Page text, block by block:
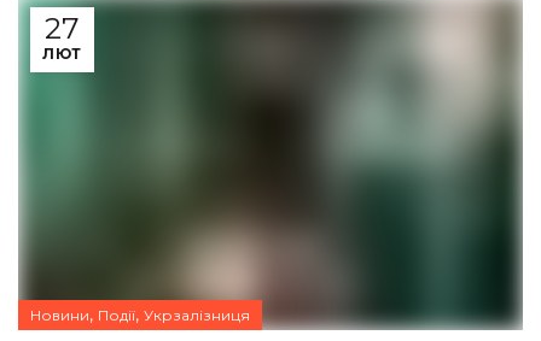
27
ЛЮТ
Новини, Події, Укрзалізниця